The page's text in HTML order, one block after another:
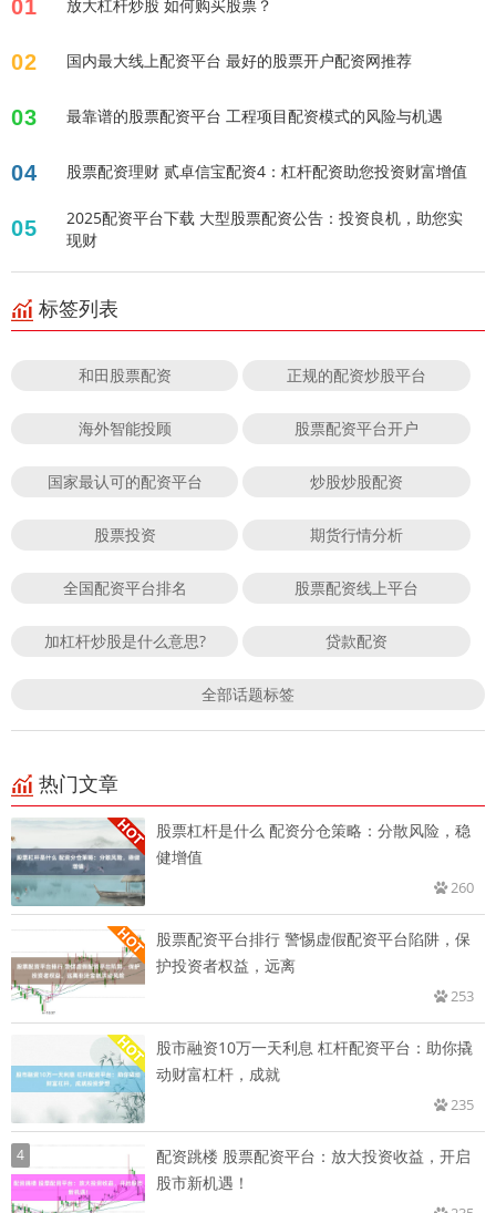
01 放大杠杆炒股 如何购买股票？
02 国内最大线上配资平台 最好的股票开户配资网推荐
03 最靠谱的股票配资平台 工程项目配资模式的风险与机遇
04 股票配资理财 贰卓信宝配资4：杠杆配资助您投资财富增值
05
2025配资平台下载 大型股票配资公告：投资良机，助您实
现财
标签列表
和田股票配资 正规的配资炒股平台
海外智能投顾 股票配资平台开户
国家最认可的配资平台 炒股炒股配资
股票投资 期货行情分析
全国配资平台排名 股票配资线上平台
加杠杆炒股是什么意思? 贷款配资
全部话题标签
热门文章
股票杠杆是什么 配资分仓策略：分散风险，稳
健增值
260
股票配资平台排行 警惕虚假配资平台陷阱，保
护投资者权益，远离
253
股市融资10万一天利息 杠杆配资平台：助你撬
动财富杠杆，成就
235
4
配资跳楼 股票配资平台：放大投资收益，开启
股市新机遇！